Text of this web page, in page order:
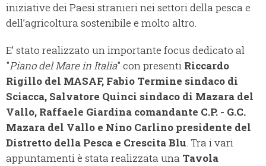
iniziative dei Paesi stranieri nei settori della pesca e
dell’agricoltura sostenibile e molto altro.
E’ stato realizzato un importante focus dedicato al
"Piano del Mare in Italia" con presenti Riccardo
Rigillo del MASAF, Fabio Termine sindaco di
Sciacca, Salvatore Quinci sindaco di Mazara del
Vallo, Raffaele Giardina comandante C.P. - G.C.
Mazara del Vallo e Nino Carlino presidente del
Distretto della Pesca e Crescita Blu. Tra i vari
appuntamenti è stata realizzata una Tavola